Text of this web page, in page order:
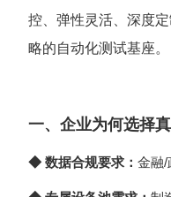
略的自动化测试基座。
一、企业为何选择
◆ 数据合规要求： 金融/